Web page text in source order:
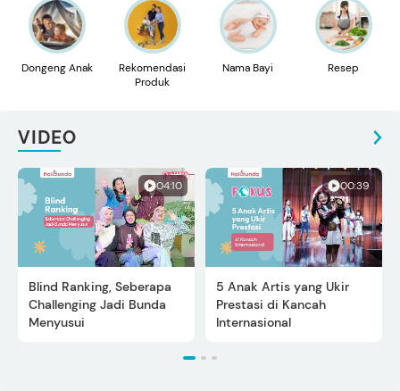
Dongeng Anak
Rekomendasi
Produk
Nama Bayi Resep
VIDEO
04:10
Blind Ranking, Seberapa
Challenging Jadi Bunda
Menyusui
00:39
5 Anak Artis yang Ukir
Prestasi di Kancah
Internasional